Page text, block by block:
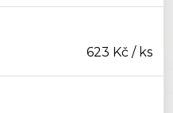
623 Kč / ks